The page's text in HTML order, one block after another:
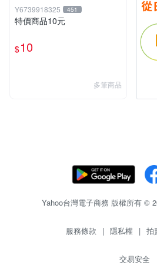
Y6739918325 451
特價商品10元
$10
多筆商品
Yahoo台灣電子商務 版權所有 ©
服務條款 | 隱私權 | 拍
交易安全